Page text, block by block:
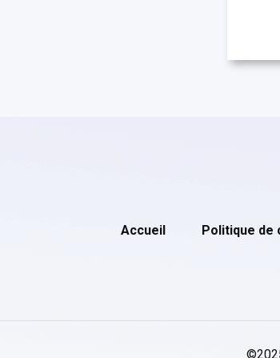
Accueil Politique de